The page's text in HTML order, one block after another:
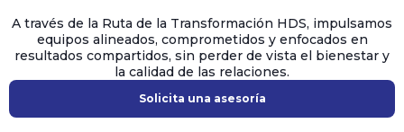
A través de la Ruta de la Transformación HDS, impulsamos
equipos alineados, comprometidos y enfocados en
resultados compartidos, sin perder de vista el bienestar y
la calidad de las relaciones.
Solicita una asesoría